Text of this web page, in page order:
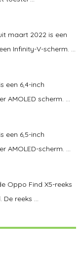
maart 2022 is een
Infinity-V-scherm. ...
een 6,4-inch
scherm. ...
een 6,5-inch
scherm. ...
Oppo Find X5-reeks
reeks ...